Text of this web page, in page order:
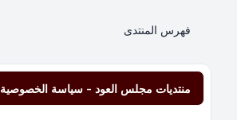
فهرس المنتدى
منتديات مجلس العود - سياسة الخصوصية